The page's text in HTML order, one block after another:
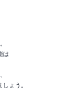
は
ょう。